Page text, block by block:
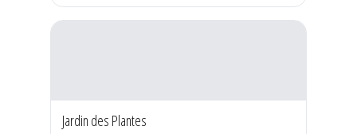
Jardin des Plantes